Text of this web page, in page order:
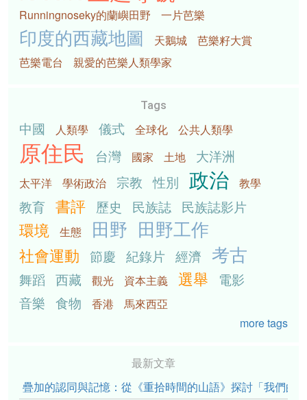
Runningnoseky的蘭嶼田野 一片芭樂
印度的西藏地圖 天鵝城
芭樂籽大賞
芭樂電台
親愛的芭樂人類學家
Tags
中國 人類學 儀式 全球化 公共人類學
原住民 台灣 國家 土地 大洋洲
太平洋 學術政治 宗教 性別 政治 教學
教育 書評 歷史 民族誌 民族誌影片
環境 生態 田野 田野工作
社會運動 節慶 紀錄片 經濟 考古
舞蹈 西藏 觀光 資本主義 選舉
電影
音樂 食物 香港
馬來西亞
more tags
最新文章
疊加的認同與記憶：從《重拾時間的山語》探討「我們的